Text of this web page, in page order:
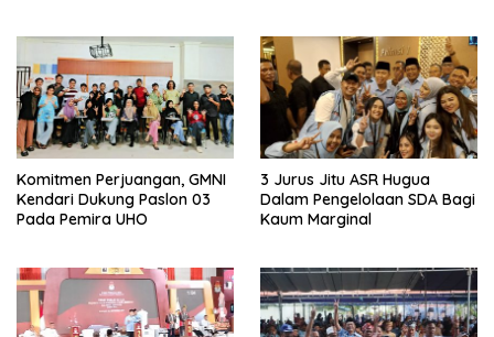
Komitmen Perjuangan, GMNI
Kendari Dukung Paslon 03
Pada Pemira UHO
3 Jurus Jitu ASR Hugua
Dalam Pengelolaan SDA Bagi
Kaum Marginal